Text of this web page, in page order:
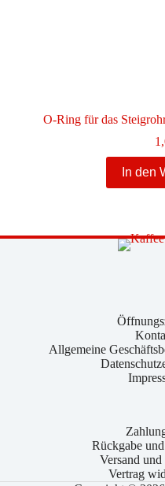
O-Ring für das
In den
Allgemeine
Rückgabe
Versand
Vertrag